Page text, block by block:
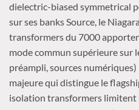
dielectric-biased symmetrical
sur ses banks Source, le
transformers du 7000
mode commun supérieure sur
préampli, sources
majeure qui distingue le
isolation transformers limitent